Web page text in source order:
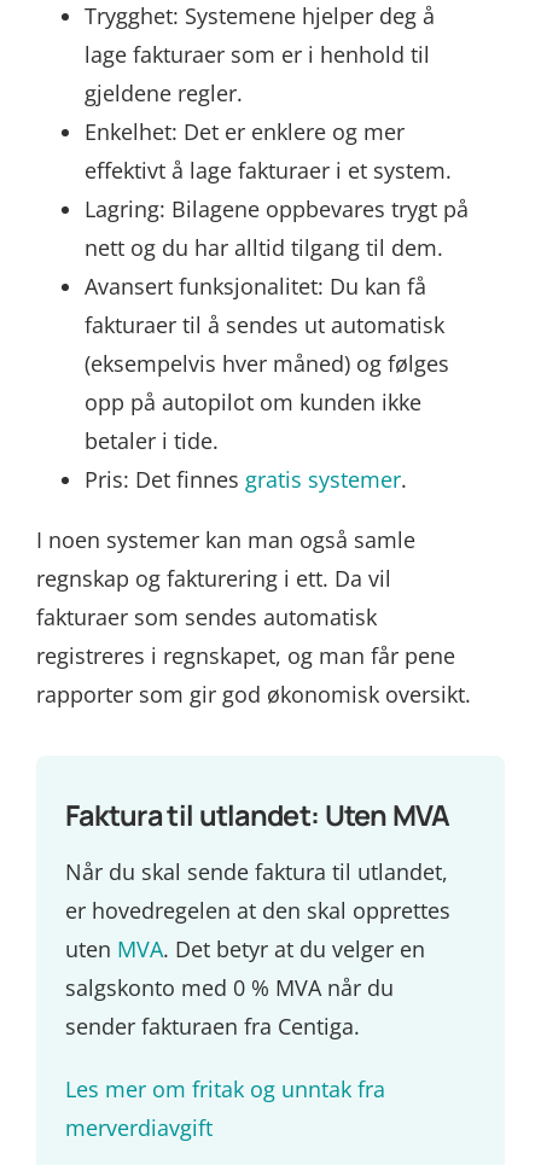
Trygghet: Systemene hjelper deg å
lage fakturaer som er i henhold til
gjeldene regler.
Enkelhet: Det er enklere og mer
effektivt å lage fakturaer i et system.
Lagring: Bilagene oppbevares trygt på
nett og du har alltid tilgang til dem.
Avansert funksjonalitet: Du kan få
fakturaer til å sendes ut automatisk
(eksempelvis hver måned) og følges
opp på autopilot om kunden ikke
betaler i tide.
Pris: Det finnes gratis systemer.
I noen systemer kan man også samle
regnskap og fakturering i ett. Da vil
fakturaer som sendes automatisk
registreres i regnskapet, og man får pene
rapporter som gir god økonomisk oversikt.
Faktura til utlandet: Uten MVA
Når du skal sende faktura til utlandet,
er hovedregelen at den skal opprettes
uten MVA. Det betyr at du velger en
salgskonto med 0 % MVA når du
sender fakturaen fra Centiga.
Les mer om fritak og unntak fra
merverdiavgift